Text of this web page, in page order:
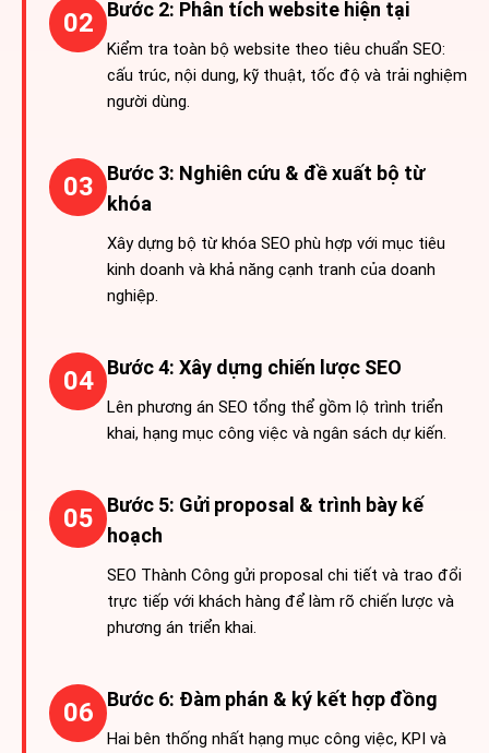
02 Bước 2: Phân tích website hiện tại
Kiểm tra toàn bộ website theo tiêu chuẩn SEO:
cấu trúc, nội dung, kỹ thuật, tốc độ và trải nghiệm
người dùng.
03
Bước 3: Nghiên cứu & đề xuất bộ từ
khóa
Xây dựng bộ từ khóa SEO phù hợp với mục tiêu
kinh doanh và khả năng cạnh tranh của doanh
nghiệp.
04 Bước 4: Xây dựng chiến lược SEO
Lên phương án SEO tổng thể gồm lộ trình triển
khai, hạng mục công việc và ngân sách dự kiến.
05
Bước 5: Gửi proposal & trình bày kế
hoạch
SEO Thành Công gửi proposal chi tiết và trao đổi
trực tiếp với khách hàng để làm rõ chiến lược và
phương án triển khai.
06 Bước 6: Đàm phán & ký kết hợp đồng
Hai bên thống nhất hạng mục công việc, KPI và